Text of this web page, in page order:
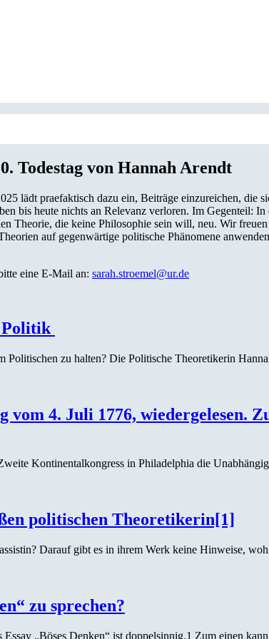
Todestag von Hannah Arendt
lädt praefaktisch dazu ein, Beiträge einzureichen, die
bis heute nichts an Relevanz verloren. Im Gegenteil:
Theorie, die keine Philosophie sein will, neu. Wir
auf gegenwärtige politische Phänomene
eine E-Mail an: sarah.stroemel@ur.de
Politik
zu halten? Die Politische Theoretikerin
4. Juli 1776, wiedergelesen.
Kontinentalkongress in Philadelphia die
politischen Theoretikerin[1]
Darauf gibt es in ihrem Werk keine Hinweise,
zu sprechen?
„Böses Denken“ ist doppelsinnig.1 Zum einen